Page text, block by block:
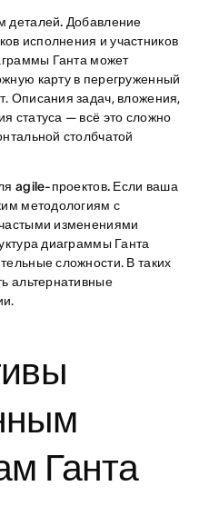
деталей. Добавление
исполнения и участников
Ганта может
карту в перегруженный
Описания задач, вложения,
статуса — всё это сложно
столбчатой
agile-проектов. Если ваша
методологиям с
изменениями
диаграммы Ганта
сложности. В таких
альтернативные
Ганта